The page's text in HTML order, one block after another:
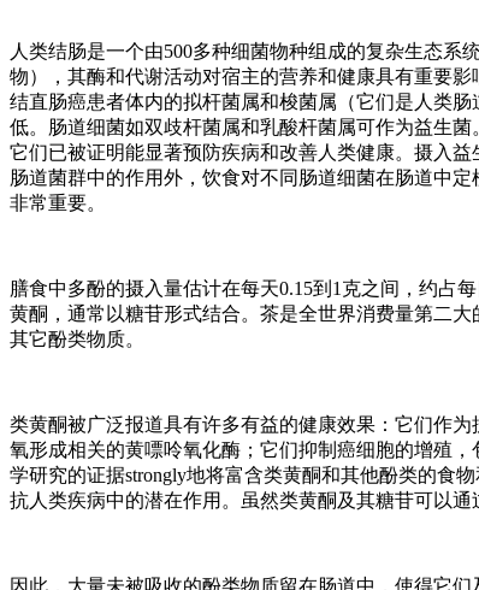
人类结肠是一个由500多种细菌物种组成的复杂生态系
物），其酶和代谢活动对宿主的营养和健康具有重要
结直肠癌患者体内的拟杆菌属和梭菌属（它们是人类
低。肠道细菌如双歧杆菌属和乳酸杆菌属可作为益生
它们已被证明能显著预防疾病和改善人类健康。摄入
肠道菌群中的作用外，饮食对不同肠道细菌在肠道中
非常重要。
膳食中多酚的摄入量估计在每天0.15到1克之间，约占
黄酮，通常以糖苷形式结合。茶是全世界消费量第二
其它酚类物质。
类黄酮被广泛报道具有许多有益的健康效果：它们作
氧形成相关的黄嘌呤氧化酶；它们抑制癌细胞的增殖
学研究的证据strongly地将富含类黄酮和其他酚类的食
抗人类疾病中的潜在作用。虽然类黄酮及其糖苷可以
因此，大量未被吸收的酚类物质留在肠道中，使得它